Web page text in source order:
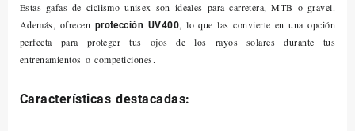
Estas gafas de ciclismo unisex son ideales para carretera, MTB o gravel.
Además, ofrecen protección UV400, lo que las convierte en una opción
perfecta para proteger tus ojos de los rayos solares durante tus
entrenamientos o competiciones.
Características destacadas: